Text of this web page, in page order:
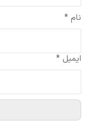
نام *
ایمیل *